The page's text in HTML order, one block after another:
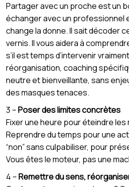
Partager avec un proche est un
échanger avec un professionnel
change la donne. Il sait décoder
vernis. Il vous aidera à
s’il est temps d’intervenir
réorganisation, coaching
neutre et bienveillante, sans
des masques tenaces.
3 –Poser des limites concrètes
Fixer une heure pour éteindre
Reprendre du temps pour une
“non” sans culpabiliser, pour
Vous êtes le moteur, pas une
4 –Remettre du sens,